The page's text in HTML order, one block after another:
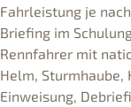
Fahrleistung je
Briefing im
Rennfahrer mit
Helm, Sturmhaube,
Einweisung,